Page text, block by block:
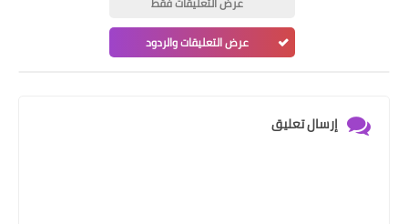
عرض التعليقات والردود
إرسال تعليق